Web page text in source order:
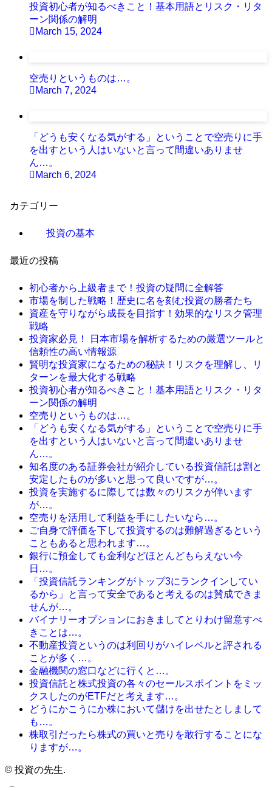
投資初心者が知るべきこと！基本用語とリスク・リタ
ーン関係の解明
March 15, 2024
空売りというものは…。
March 7, 2024
「どうも安くなる気がする」ということで空売りに手
を出すという人はいないと言って間違いありませ
ん…。
March 6, 2024
カテゴリー
投資の基本
最近の投稿
初心者から上級者まで！投資の疑問に全解答
市場を制した戦略！歴史に名を刻む投資の勝者たち
資産を守りながら成長を目指す！効果的なリスク管理
戦略
投資家必見！ 日本市場を解析するための厳選ツールと
信頼性の高い情報源
賢明な投資家になるための秘訣！リスクを理解し、リ
ターンを最大化する戦略
投資初心者が知るべきこと！基本用語とリスク・リタ
ーン関係の解明
空売りというものは…。
「どうも安くなる気がする」ということで空売りに手
を出すという人はいないと言って間違いありませ
ん…。
知名度のある証券会社が紹介している投資信託は割と
安定したものが多いと思って良いですが…。
投資を実施するに際しては数々のリスクが伴います
が…。
空売りを活用して利益を手にしたいなら…。
ご自身で評価を下して投資するのは難解過ぎるという
こともあると思われます…。
銀行に預金しても金利などほとんどもらえない今
日…。
「投資信託ランキングがトップ3にランクインしてい
るから」と言って安全であると考えるのは賛成できま
せんが…。
バイナリーオプションにおきましてとりわけ留意すべ
きことは…。
不動産投資というのは利回りがハイレベルと評される
ことが多く…。
金融機関の窓口などに行くと…。
投資信託と株式投資の各々のセールスポイントをミッ
クスしたのがETFだと考えます…。
どうにかこうにか株において儲けを出せたとしまして
も…。
株取引だったら株式の買いと売りを敢行することにな
りますが…。
© 投資の先生.